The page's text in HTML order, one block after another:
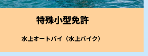
特殊小型免許
水上オートバイ（水上バイク）